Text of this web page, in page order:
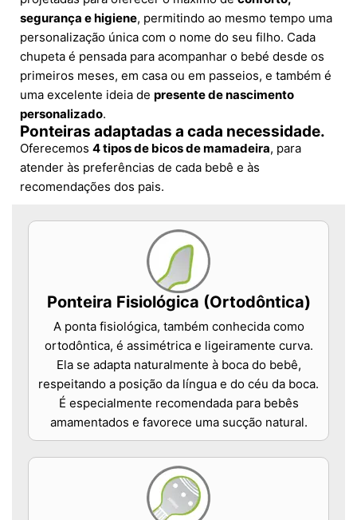
segurança e higiene, permitindo ao mesmo tempo uma
personalização única com o nome do seu filho. Cada
chupeta é pensada para acompanhar o bebé desde os
primeiros meses, em casa ou em passeios, e também é
uma excelente ideia de presente de nascimento
personalizado.
Ponteiras adaptadas a cada necessidade.
Oferecemos 4 tipos de bicos de mamadeira, para
atender às preferências de cada bebê e às
recomendações dos pais.
Ponteira Fisiológica (Ortodôntica)
A ponta fisiológica, também conhecida como
ortodôntica, é assimétrica e ligeiramente curva.
Ela se adapta naturalmente à boca do bebê,
respeitando a posição da língua e do céu da boca.
É especialmente recomendada para bebês
amamentados e favorece uma sucção natural.